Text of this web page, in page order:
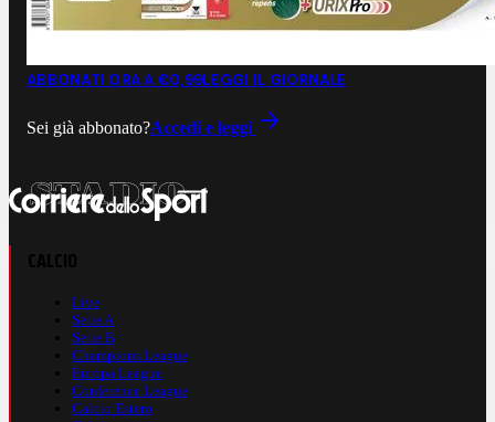
ABBONATI ORA A €0,99LEGGI IL GIORNALE
Sei già abbonato?Accedi e leggi
Live
Serie A
Serie B
Champions League
Europa League
Conference League
Calcio Estero